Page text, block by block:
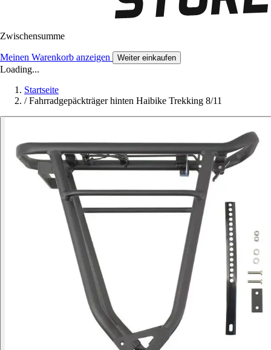
Zwischensumme
Meinen Warenkorb anzeigen Weiter einkaufen
Loading...
Startseite
/ Fahrradgepäckträger hinten Haibike Trekking 8/11